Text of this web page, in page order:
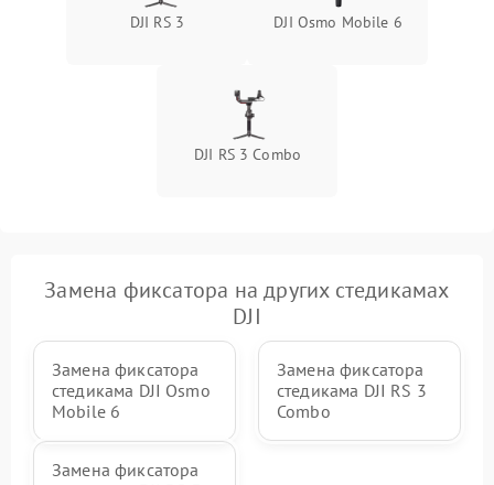
DJI RS 3 DJI Osmo Mobile 6
DJI RS 3 Combo
Замена фиксатора на других стедикамах
DJI
Замена фиксатора
стедикама DJI Osmo
Mobile 6
Замена фиксатора
стедикама DJI RS 3
Combo
Замена фиксатора